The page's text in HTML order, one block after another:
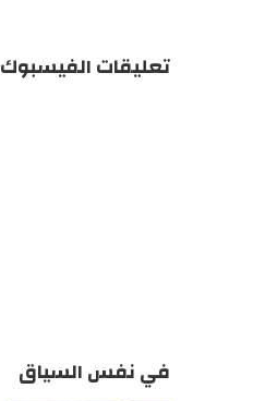
تعليقات الفيسبوك
في نفس السياق